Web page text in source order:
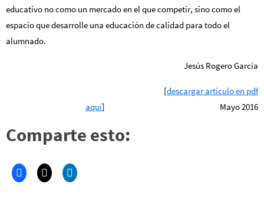
educativo no como un mercado en el que competir, sino como el
espacio que desarrolle una educación de calidad para todo el
alumnado.
Jesús Rogero García
[descargar artículo en pdf
aquí] Mayo 2016
Comparte esto: